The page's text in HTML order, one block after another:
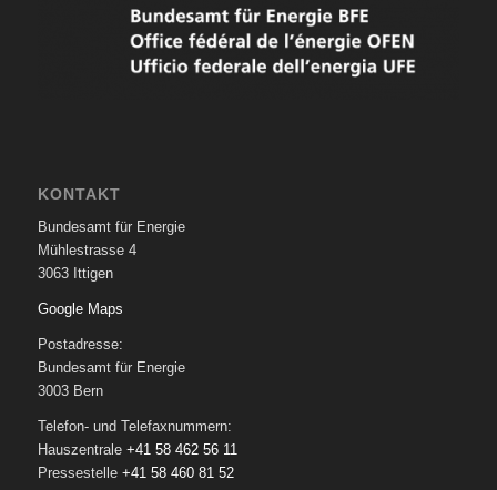
KONTAKT
Bundesamt für Energie
Mühlestrasse 4
3063 Ittigen
Google Maps
Postadresse:
Bundesamt für Energie
3003 Bern
Telefon- und Telefaxnummern:
Hauszentrale +41 58 462 56 11
Pressestelle +41 58 460 81 52